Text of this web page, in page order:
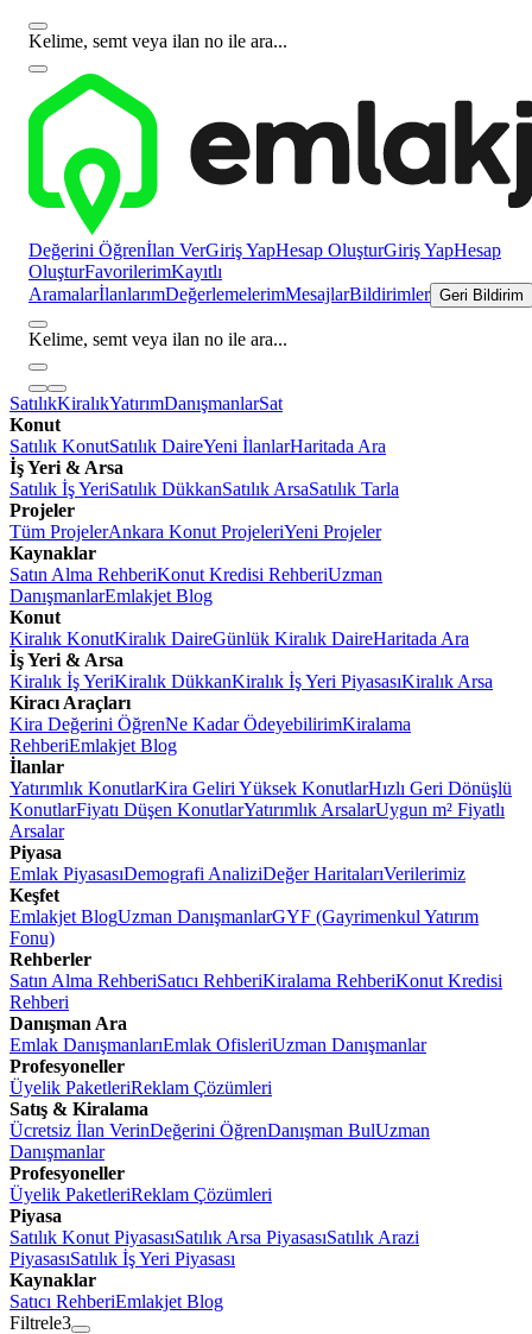
Kelime, semt veya ilan no ile ara...
Değerini Öğrenİlan VerGiriş YapHesap OluşturGiriş YapHesap
OluşturFavorilerimKayıtlı
AramalarİlanlarımDeğerlemelerimMesajlarBildirimler Geri Bildirim
Kelime, semt veya ilan no ile ara...
SatılıkKiralıkYatırımDanışmanlarSat
Konut
Satılık KonutSatılık DaireYeni İlanlarHaritada Ara
İş Yeri & Arsa
Satılık İş YeriSatılık DükkanSatılık ArsaSatılık Tarla
Projeler
Tüm ProjelerAnkara Konut ProjeleriYeni Projeler
Kaynaklar
Satın Alma RehberiKonut Kredisi RehberiUzman
DanışmanlarEmlakjet Blog
Konut
Kiralık KonutKiralık DaireGünlük Kiralık DaireHaritada Ara
İş Yeri & Arsa
Kiralık İş YeriKiralık DükkanKiralık İş Yeri PiyasasıKiralık Arsa
Kiracı Araçları
Kira Değerini ÖğrenNe Kadar ÖdeyebilirimKiralama
RehberiEmlakjet Blog
İlanlar
Yatırımlık KonutlarKira Geliri Yüksek KonutlarHızlı Geri Dönüşlü
KonutlarFiyatı Düşen KonutlarYatırımlık ArsalarUygun m² Fiyatlı
Arsalar
Piyasa
Emlak PiyasasıDemografi AnaliziDeğer HaritalarıVerilerimiz
Keşfet
Emlakjet BlogUzman DanışmanlarGYF (Gayrimenkul Yatırım
Fonu)
Rehberler
Satın Alma RehberiSatıcı RehberiKiralama RehberiKonut Kredisi
Rehberi
Danışman Ara
Emlak DanışmanlarıEmlak OfisleriUzman Danışmanlar
Profesyoneller
Üyelik PaketleriReklam Çözümleri
Satış & Kiralama
Ücretsiz İlan VerinDeğerini ÖğrenDanışman BulUzman
Danışmanlar
Profesyoneller
Üyelik PaketleriReklam Çözümleri
Piyasa
Satılık Konut PiyasasıSatılık Arsa PiyasasıSatılık Arazi
PiyasasıSatılık İş Yeri Piyasası
Kaynaklar
Satıcı RehberiEmlakjet Blog
Filtrele3